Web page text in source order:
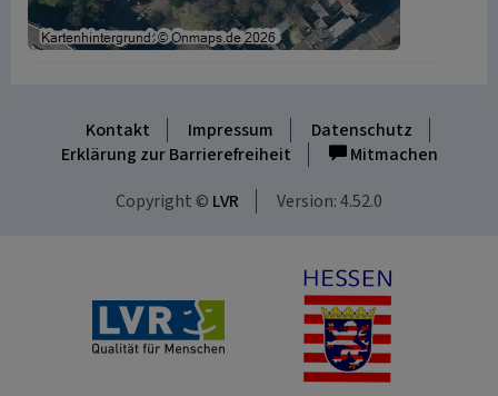
Kontakt Impressum
Datenschutz
Erklärung zur Barrierefreiheit
Mitmachen
Copyright © LVR Version: 4.52.0